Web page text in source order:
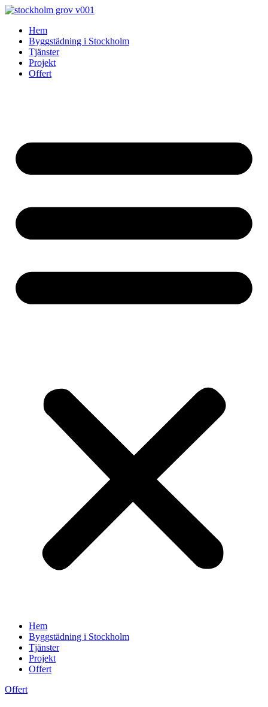
Skip
contentHem
Byggstädning i Stockholm
Tjänster
Projekt
Offert
Hem
Byggstädning i Stockholm
Tjänster
Projekt
Offert
Offert